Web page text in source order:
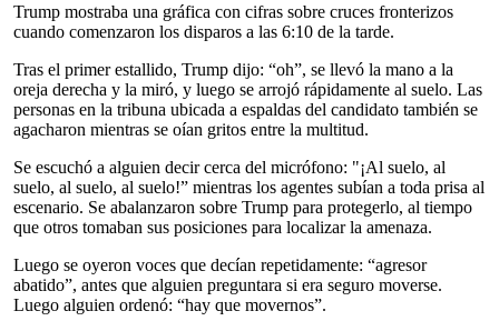
Trump mostraba una gráfica con cifras sobre cruces fronterizos
cuando comenzaron los disparos a las 6:10 de la tarde.
Tras el primer estallido, Trump dijo: “oh”, se llevó la mano a la
oreja derecha y la miró, y luego se arrojó rápidamente al suelo. Las
personas en la tribuna ubicada a espaldas del candidato también se
agacharon mientras se oían gritos entre la multitud.
Se escuchó a alguien decir cerca del micrófono: "¡Al suelo, al
suelo, al suelo, al suelo!” mientras los agentes subían a toda prisa al
escenario. Se abalanzaron sobre Trump para protegerlo, al tiempo
que otros tomaban sus posiciones para localizar la amenaza.
Luego se oyeron voces que decían repetidamente: “agresor
abatido”, antes que alguien preguntara si era seguro moverse.
Luego alguien ordenó: “hay que movernos”.